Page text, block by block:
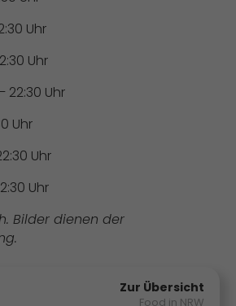
Uhr
Uhr
22:30 Uhr
Uhr
Uhr
Uhr
Bilder dienen der
Zur Übersicht
Food in NRW